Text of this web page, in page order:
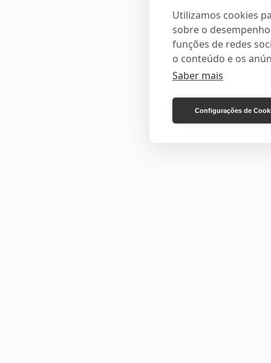
Utilizamos cookies
sobre o
funções de redes
o conteúdo e os
Saber mais
Configurações de